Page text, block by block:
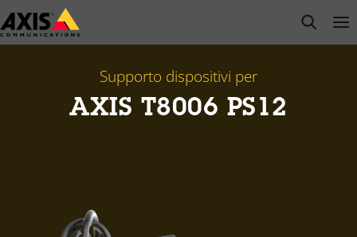
Salta
al
open
Supporto dispositivi per
AXIS T8006 PS12